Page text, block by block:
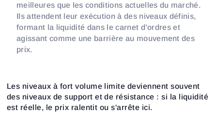
meilleures que les conditions actuelles du marché.
Ils attendent leur exécution à des niveaux définis,
formant la liquidité dans le carnet d’ordres et
agissant comme une barrière au mouvement des
prix.
Les niveaux à fort volume limite deviennent souvent
des niveaux de support et de résistance : si la liquidité
est réelle, le prix ralentit ou s'arrête ici.